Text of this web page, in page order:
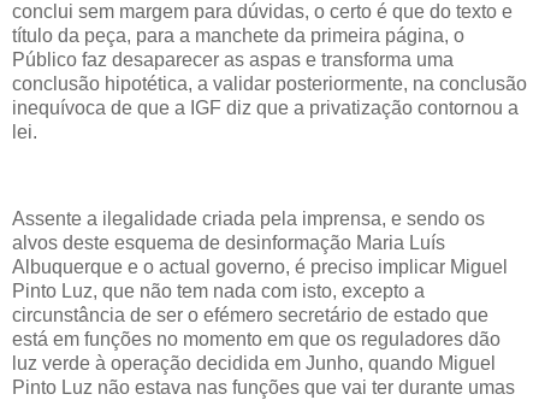
conclui sem margem para dúvidas, o certo é que do texto e
título da peça, para a manchete da primeira página, o
Público faz desaparecer as aspas e transforma uma
conclusão hipotética, a validar posteriormente, na conclusão
inequívoca de que a IGF diz que a privatização contornou a
lei.
Assente a ilegalidade criada pela imprensa, e sendo os
alvos deste esquema de desinformação Maria Luís
Albuquerque e o actual governo, é preciso implicar Miguel
Pinto Luz, que não tem nada com isto, excepto a
circunstância de ser o efémero secretário de estado que
está em funções no momento em que os reguladores dão
luz verde à operação decidida em Junho, quando Miguel
Pinto Luz não estava nas funções que vai ter durante umas